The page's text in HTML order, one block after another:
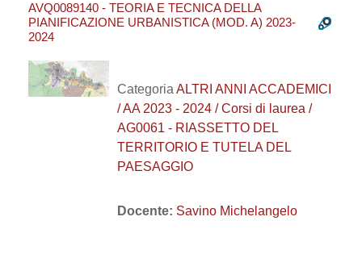
AVQ0089140 - TEORIA E TECNICA DELLA
PIANIFICAZIONE URBANISTICA (MOD. A) 2023-
2024
Categoria ALTRI ANNI ACCADEMICI
/ AA 2023 - 2024 / Corsi di laurea /
AG0061 - RIASSETTO DEL
TERRITORIO E TUTELA DEL
PAESAGGIO
Docente: Savino Michelangelo